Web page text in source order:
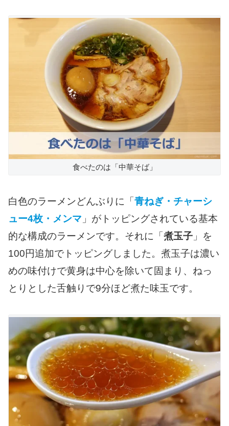
食べたのは「中華そば」
白色のラーメンどんぶりに「青ねぎ・チャーシ
ュー4枚・メンマ 」がトッピングされている基本
的な構成のラーメンです。それに「煮玉子 」を
100円追加でトッピングしました。煮玉子は濃い
めの味付けで黄身は中心を除いて固まり、ねっ
とりとした舌触りで9分ほど煮た味玉です。